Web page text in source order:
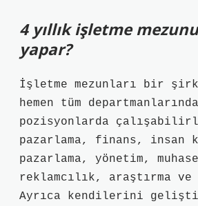
4 yıllık işletme
yapar?
İşletme mezunları bir
hemen tüm
pozisyonlarda
pazarlama, finans, insan
pazarlama, yönetim,
reklamcılık, araştırma
Ayrıca kendilerini